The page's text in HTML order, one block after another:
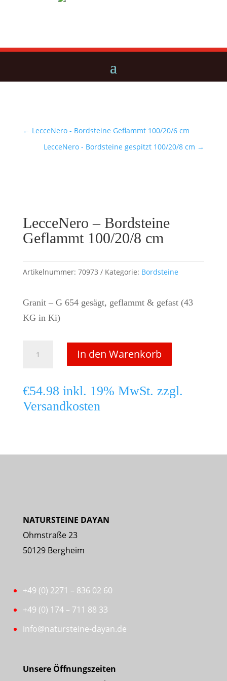
← LecceNero - Bordsteine Geflammt 100/20/6 cm
LecceNero - Bordsteine gespitzt 100/20/8 cm →
LecceNero – Bordsteine
Geflammt 100/20/8 cm
Artikelnummer: 70973 Kategorie: Bordsteine
Granit – G 654 gesägt, geflammt & gefast (43
KG in Ki)
Geflammt
100/20/8
In den Warenkorb
€54.98 inkl. 19% MwSt. zzgl.
Versandkosten
NATURSTEINE DAYAN
Ohmstraße 23
50129 Bergheim
+49 (0) 2271 – 836 02 60
+49 (0) 174 – 711 88 33
info@natursteine-dayan.de
Unsere Öffnungszeiten